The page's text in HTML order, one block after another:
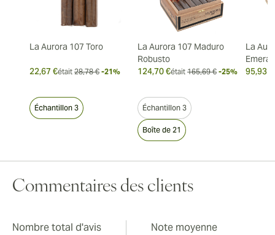
La Aurora 107 Toro
22,67 €était 28,78 € -21%
Échantillon 3
La Aurora 107 Maduro
Robusto
124,70 €était 165,69 € -25%
Échantillon 3
Boîte de 21
La
95,93 €
Commentaires des clients
Nombre total d'avis Note moyenne